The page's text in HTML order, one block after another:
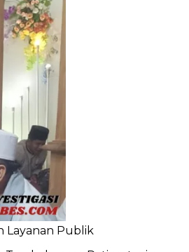
Layanan Publik